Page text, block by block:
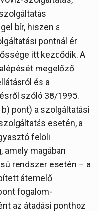
bír, hiszen a
pontnál ér
itt kezdődik. A
megelőző
és a
szóló 38/1995.
b) pont) a szolgáltatási
esetén, a
felöli
amely magában
rendszer esetén – a
átemelő
fogalom-
az átadási ponthoz